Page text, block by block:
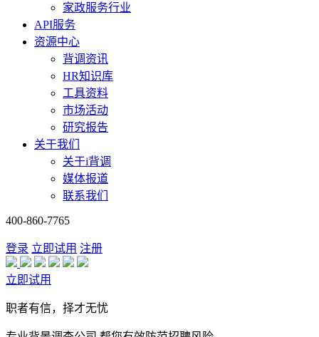
家政服务行业
API服务
资源中心
背调资讯
HR知识库
工具资料
市场活动
研究报告
关于我们
关于i背调
媒体报道
联系我们
400-860-7765
登录 立即试用 注册
立即试用
职者有信，择才无忧